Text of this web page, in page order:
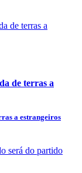
de terras a
a estrangeiros